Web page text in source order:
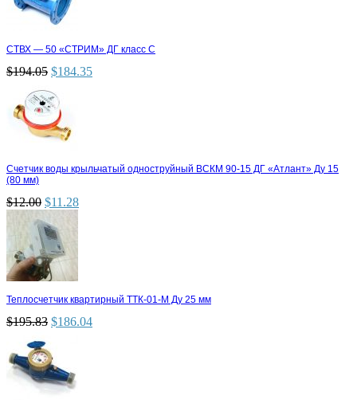
СТВХ — 50 «СТРИМ» ДГ класс С
$194.05 $184.35
Счетчик воды крыльчатый одноструйный ВСКМ 90-15 ДГ «Атлант» Ду 15
(80 мм)
$12.00 $11.28
Теплосчетчик квартирный ТТК-01-М Ду 25 мм
$195.83 $186.04